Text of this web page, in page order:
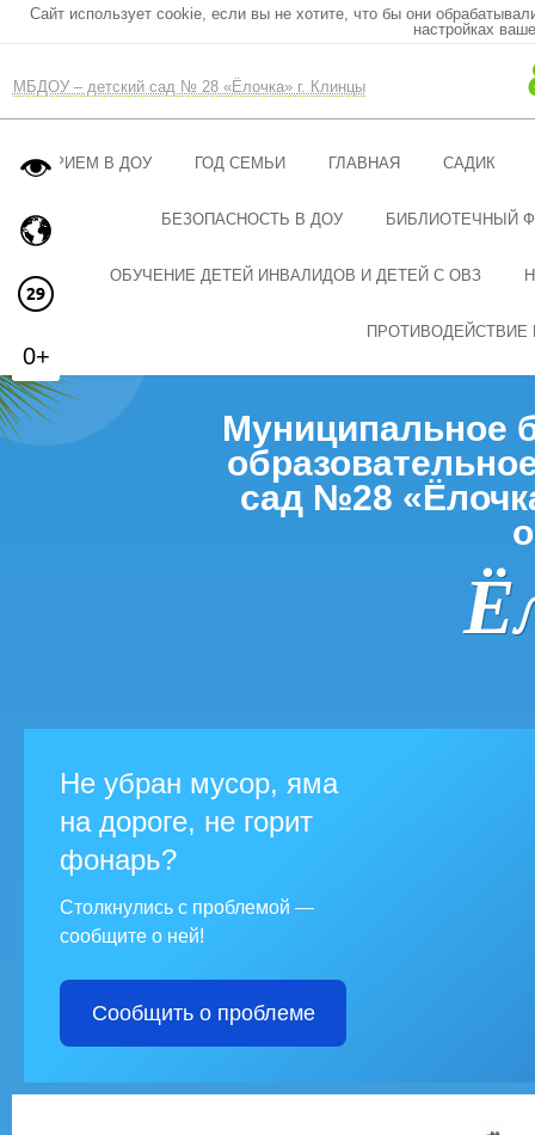
Сайт использует cookie, если вы не хотите, что бы они
настройках
МБДОУ – детский сад № 28 «Ёлочка» г. Клинцы
ПРИЕМ В ДОУ ГОД СЕМЬИ ГЛАВНАЯ САДИК
БЕЗОПАСНОСТЬ В ДОУ БИБЛИОТЕЧНЫЙ
ОБУЧЕНИЕ ДЕТЕЙ ИНВАЛИДОВ И ДЕТЕЙ С ОВЗ
ПРОТИВОДЕЙСТВИЕ
Муниципальное
сад №28
Не убран мусор, яма
на дороге, не горит
фонарь?
Столкнулись с проблемой —
сообщите о ней!
Сообщить о проблеме
0+